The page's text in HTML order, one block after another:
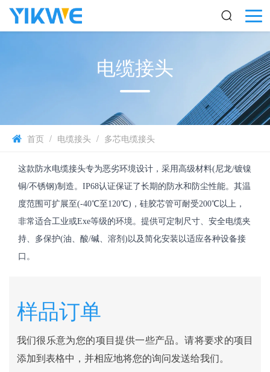
电缆接头
首页 / 电缆接头 / 多芯电缆接头
这款防水电缆接头专为恶劣环境设计，采用高级材料(尼龙/镀镍
铜/不锈钢)制造。IP68认证保证了长期的防水和防尘性能。其温
度范围可扩展至(-40℃至120℃)，硅胶芯管可耐受200℃以上，
非常适合工业或Exe等级的环境。提供可定制尺寸、安全电缆夹
持、多保护(油、酸/碱、溶剂)以及简化安装以适应各种设备接
口。
样品订单
我们很乐意为您的项目提供一些产品。请将要求的项目
添加到表格中，并相应地将您的询问发送给我们。